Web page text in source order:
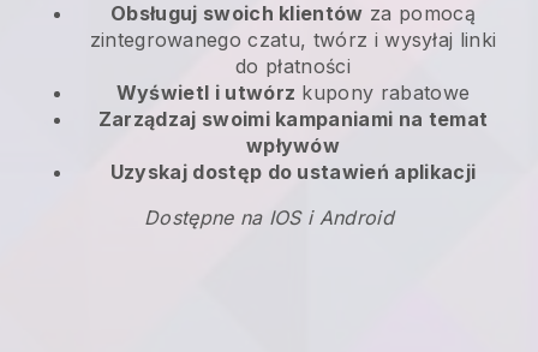
Obsługuj swoich klientów za pomocą
zintegrowanego czatu, twórz i wysyłaj linki
do płatności
Wyświetl i utwórz kupony rabatowe
Zarządzaj swoimi kampaniami na temat
wpływów
Uzyskaj dostęp do ustawień aplikacji
Dostępne na IOS i Android